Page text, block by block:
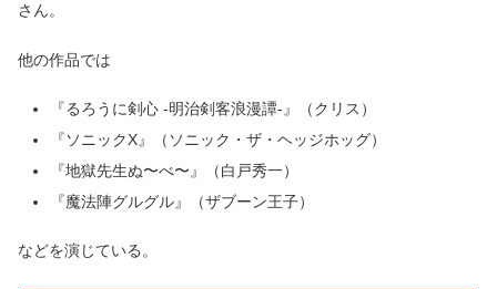
さん。
他の作品では
『るろうに剣心 -明治剣客浪漫譚-』（クリス）
『ソニックX』（ソニック・ザ・ヘッジホッグ）
『地獄先生ぬ〜べ〜』（白戸秀一）
『魔法陣グルグル』（ザブーン王子）
などを演じている。